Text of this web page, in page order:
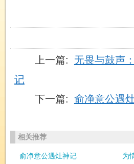
上一篇:
无畏与鼓声
记
下一篇: 俞净意公遇
相关推荐
俞净意公遇灶神记 为